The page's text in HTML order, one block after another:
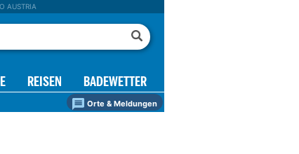
AUSTRIA
REISEN BADEWETTER
Orte & Meldungen